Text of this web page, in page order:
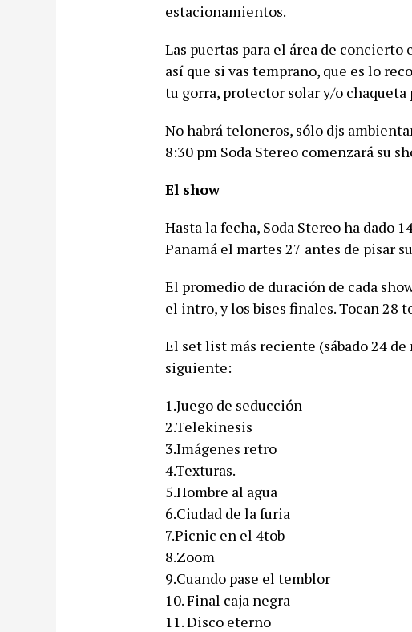
estacionamientos.
Las puertas para el área de concierto
así que si vas temprano, que es lo
tu gorra, protector solar y/o chaqueta
No habrá teloneros, sólo djs
8:30 pm Soda Stereo comenzará su
El show
Hasta la fecha, Soda Stereo ha dado
Panamá el martes 27 antes de pisar
El promedio de duración de cada
el intro, y los bises finales. Tocan 28
El set list más reciente (sábado 24
siguiente:
1.Juego de seducción
2.Telekinesis
3.Imágenes retro
4.Texturas.
5.Hombre al agua
6.Ciudad de la furia
7.Picnic en el 4tob
8.Zoom
9.Cuando pase el temblor
10. Final caja negra
11. Disco eterno